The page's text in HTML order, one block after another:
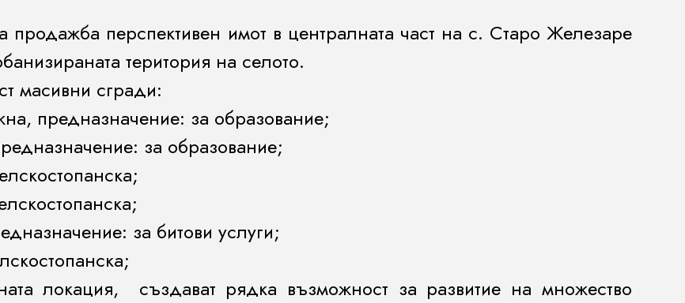
продажба перспективен имот в централната част на с. Старо Железаре
територия на селото.
масивни сгради:
предназначение: за образование;
за образование;
за битови услуги;
локация, създават рядка възможност за развитие на множество